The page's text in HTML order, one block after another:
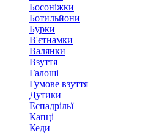
Босоніжки
Ботильйони
Бурки
В'єтнамки
Валянки
Взуття
Галоші
Гумове взуття
Дутики
Еспадрільї
Капці
Кеди